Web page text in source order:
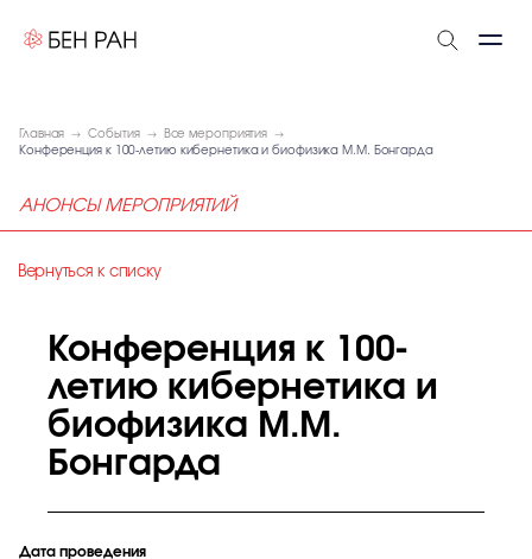
Главная События
Все мероприятия
Конференция к 100-летию кибернетика и биофизика М.М. Бонгарда
АНОНСЫ МЕРОПРИЯТИЙ
Вернуться к списку
Конференция к 100-
летию кибернетика и
биофизика М.М.
Бонгарда
Дата проведения